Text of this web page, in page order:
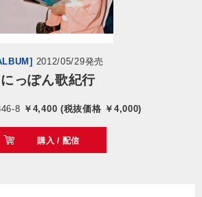
閉じる
2012/05/29発売
にっぽん歌紀行
8 ￥4,400 (税抜価格 ￥4,000)
購入 / 配信